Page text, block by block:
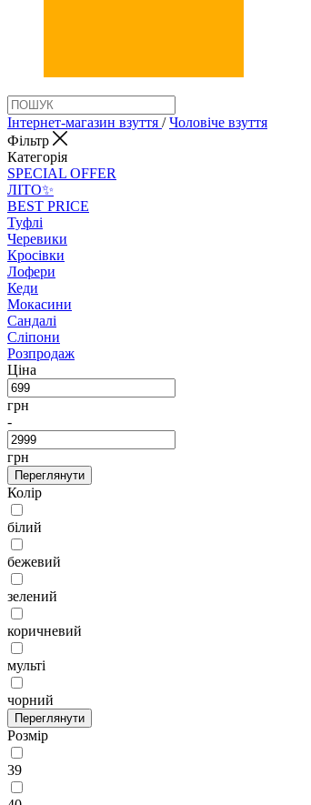
Інтернет-магазин взуття / Чоловіче взуття
Фільтр
Категорія
SPECIAL OFFER
ЛІТО✨
BEST PRICE
Туфлі
Черевики
Кросівки
Лофери
Кеди
Мокасини
Сандалі
Сліпони
Розпродаж
Ціна
грн
-
грн
Переглянути
Колір
білий
бежевий
зелений
коричневий
мульті
чорний
Переглянути
Розмір
39